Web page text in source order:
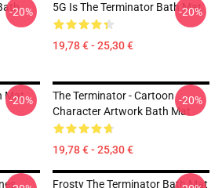
-20% 5G Is The Terminator Bath Mat
19,78 € - 25,30 €
-20%
Mat
-20%
The Terminator - Cartoon
Character Artwork Bath Mat
19,78 € - 25,30 €
-20%
Frosty The Terminator Bath Mat